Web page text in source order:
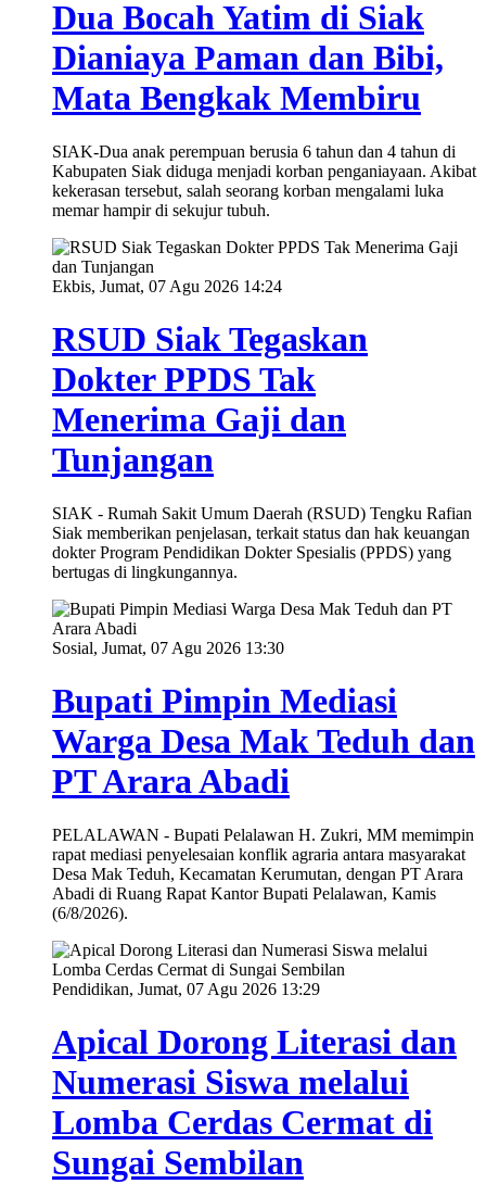
Dua Bocah Yatim di Siak
Dianiaya Paman dan Bibi,
Mata Bengkak Membiru
SIAK-Dua anak perempuan berusia 6 tahun dan 4 tahun di
Kabupaten Siak diduga menjadi korban penganiayaan. Akibat
kekerasan tersebut, salah seorang korban mengalami luka
memar hampir di sekujur tubuh.
Ekbis, Jumat, 07 Agu 2026 14:24
RSUD Siak Tegaskan
Dokter PPDS Tak
Menerima Gaji dan
Tunjangan
SIAK - Rumah Sakit Umum Daerah (RSUD) Tengku Rafian
Siak memberikan penjelasan, terkait status dan hak keuangan
dokter Program Pendidikan Dokter Spesialis (PPDS) yang
bertugas di lingkungannya.
Sosial, Jumat, 07 Agu 2026 13:30
Bupati Pimpin Mediasi
Warga Desa Mak Teduh dan
PT Arara Abadi
PELALAWAN - Bupati Pelalawan H. Zukri, MM memimpin
rapat mediasi penyelesaian konflik agraria antara masyarakat
Desa Mak Teduh, Kecamatan Kerumutan, dengan PT Arara
Abadi di Ruang Rapat Kantor Bupati Pelalawan, Kamis
(6/8/2026).
Pendidikan, Jumat, 07 Agu 2026 13:29
Apical Dorong Literasi dan
Numerasi Siswa melalui
Lomba Cerdas Cermat di
Sungai Sembilan